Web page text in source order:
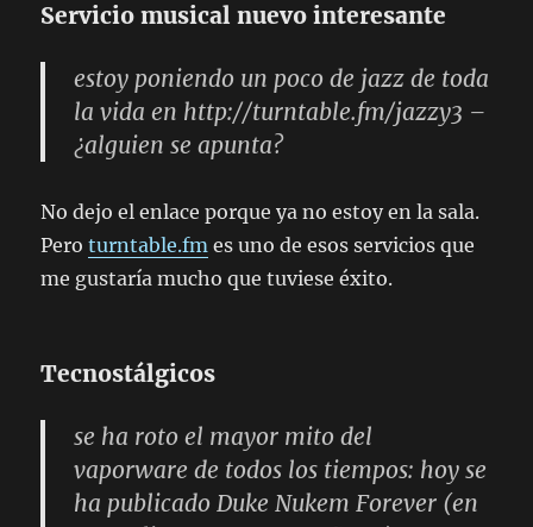
Servicio musical nuevo interesante
estoy poniendo un poco de jazz de toda
la vida en http://turntable.fm/jazzy3 –
¿alguien se apunta?
No dejo el enlace porque ya no estoy en la sala.
Peroturntable.fm es uno de esos servicios que
me gustaría mucho que tuviese éxito.
Tecnostálgicos
se ha roto el mayor mito del
vaporware de todos los tiempos: hoy se
ha publicado Duke Nukem Forever (en